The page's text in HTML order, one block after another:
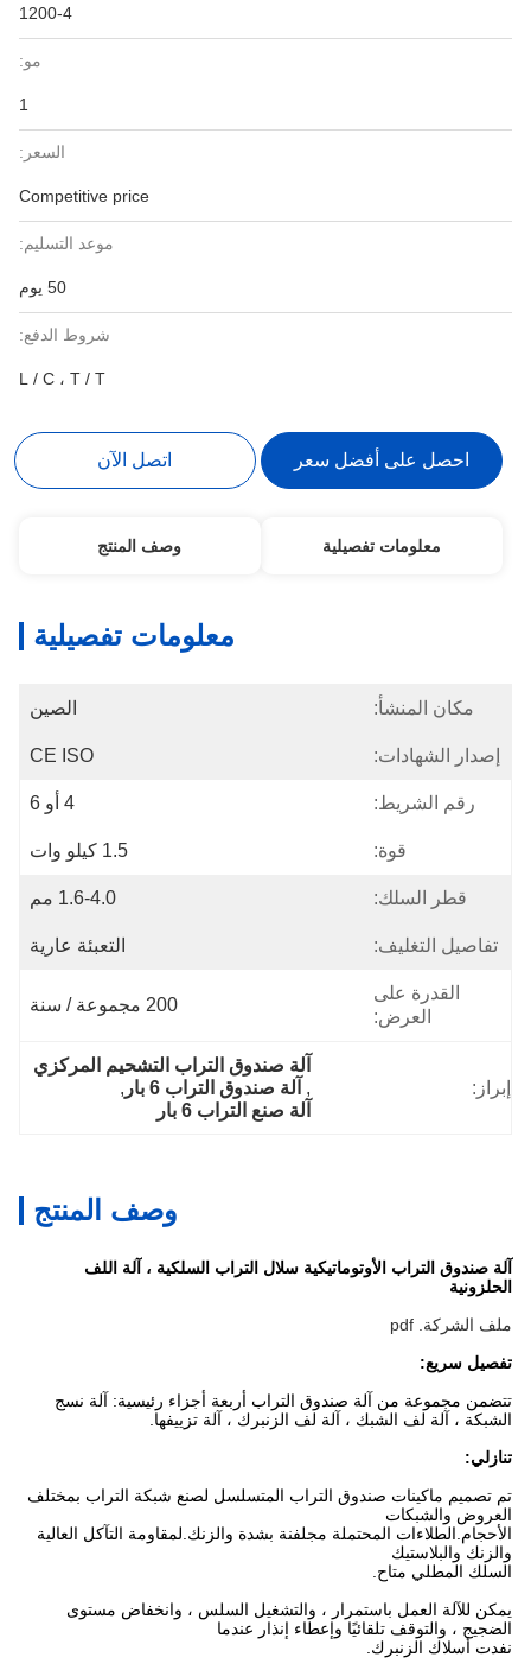
1200-4
مو:
السعر:
Competitive price
موعد التسليم:
50 يوم
شروط الدفع:
L / C ، T / T
احصل على أفضل سعر اتصل الآن
معلومات تفصيلية وصف المنتج
معلومات تفصيلية
مكان المنشأ: الصين
إصدار الشهادات: CE ISO
رقم الشريط: 4 أو 6
قوة: 1.5 كيلو وات
قطر السلك: 1.6-4.0 مم
تفاصيل التغليف: التعبئة عارية
القدرة على
العرض:
200 مجموعة / سنة
إبراز:
آلة صندوق التراب التشحيم المركزي
, آلة صندوق التراب 6 بار
,
آلة صنع التراب 6 بار
وصف المنتج
آلة صندوق التراب الأوتوماتيكية سلال التراب السلكية ، آلة اللف
الحلزونية
ملف الشركة. pdf
تفصيل سريع:
تتضمن مجموعة من آلة صندوق التراب أربعة أجزاء رئيسية: آلة نسج
الشبكة ، آلة لف الشبك ، آلة لف الزنبرك ، آلة تزييفها.
تنازلي:
تم تصميم ماكينات صندوق التراب المتسلسل لصنع شبكة التراب بمختلف
العروض والشبكات
الأحجام.الطلاءات المحتملة مجلفنة بشدة والزنك.لمقاومة التآكل العالية
والزنك والبلاستيك
السلك المطلي متاح.
يمكن للآلة العمل باستمرار ، والتشغيل السلس ، وانخفاض مستوى
الضجيج ، والتوقف تلقائيًا وإعطاء إنذار عندما
نفدت أسلاك الزنبرك.